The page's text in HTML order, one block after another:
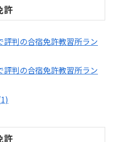
許
判の合宿免許教習所ラン
判の合宿免許教習所ラン
許